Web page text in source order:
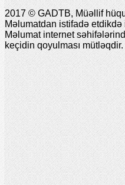
2017 © GADTB, Müəllif
Məlumatdan istifadə etdikdə
Məlumat internet
keçidin qoyulması mütləqdir.